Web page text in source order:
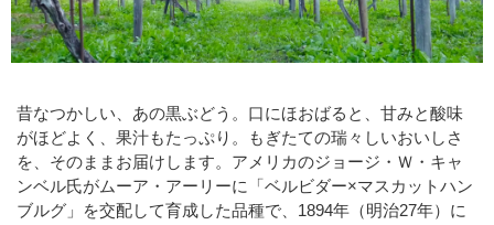
昔なつかしい、あの黒ぶどう。口にほおばると、甘みと酸味
がほどよく、果汁もたっぷり。もぎたての瑞々しいおいしさ
を、そのままお届けします。アメリカのジョージ・Ｗ・キャ
ンベル氏がムーア・アーリーに「ベルビダー×マスカットハン
ブルグ」を交配して育成した品種で、1894年（明治27年）に